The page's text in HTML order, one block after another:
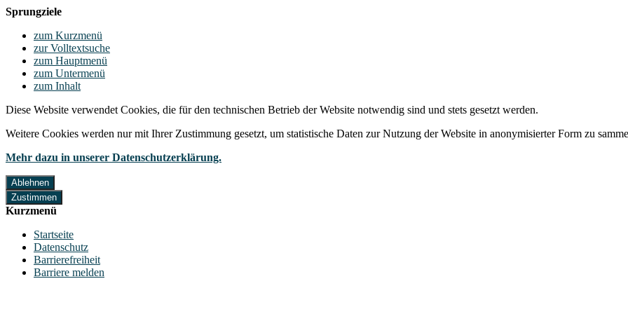
Sprungziele
zum Kurzmenü
zur Volltextsuche
zum Hauptmenü
zum Untermenü
zum Inhalt
Diese Website verwendet Cookies, die für den technischen Betrieb der Website notwendig sind und stets gesetzt werden.
Weitere Cookies werden nur mit Ihrer Zustimmung gesetzt, um statistische Daten zur Nutzung der Website in anonymisierter Form zu
Mehr dazu in unserer Datenschutzerklärung.
Ablehnen
Zustimmen
Kurzmenü
Startseite
Datenschutz
Barrierefreiheit
Barriere melden